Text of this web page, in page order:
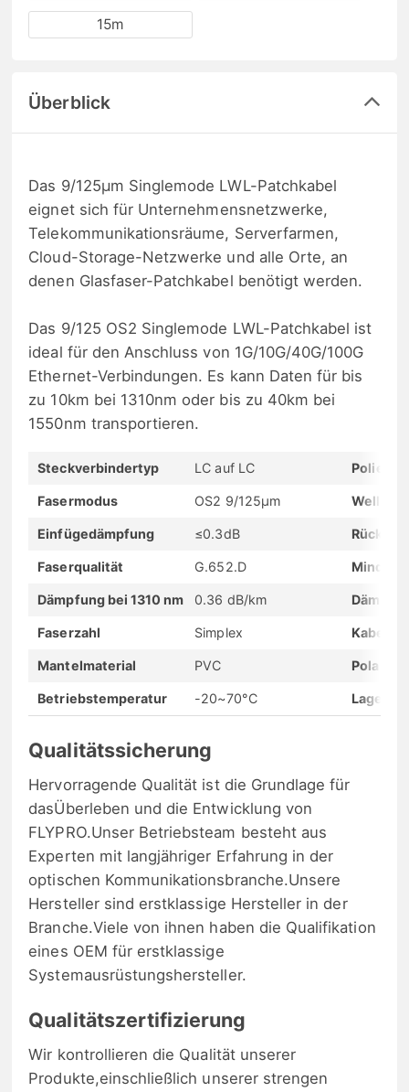
15m
Überblick
Das 9/125μm Singlemode LWL-Patchkabel
eignet sich für Unternehmensnetzwerke,
Telekommunikationsräume, Serverfarmen,
Cloud-Storage-Netzwerke und alle Orte, an
denen Glasfaser-Patchkabel benötigt werden.
Das 9/125 OS2 Singlemode LWL-Patchkabel ist
ideal für den Anschluss von 1G/10G/40G/100G
Ethernet-Verbindungen. Es kann Daten für bis
zu 10km bei 1310nm oder bis zu 40km bei
1550nm transportieren.
Steckverbindertyp LC auf LC
Fasermodus OS2 9/125μm
Einfügedämpfung ≤0.3dB
Faserqualität G.652.D
Dämpfung bei 1310 nm 0.36 dB/km
Faserzahl Simplex
Mantelmaterial PVC Polarität
Betriebstemperatur -20~70°C
Qualitätssicherung
Hervorragende Qualität ist die Grundlage für
dasÜberleben und die Entwicklung von
FLYPRO.Unser Betriebsteam besteht aus
Experten mit langjähriger Erfahrung in der
optischen Kommunikationsbranche.Unsere
Hersteller sind erstklassige Hersteller in der
Branche.Viele von ihnen haben die Qualifikation
eines OEM für erstklassige
Systemausrüstungshersteller.
Qualitätszertifizierung
Wir kontrollieren die Qualität unserer
Produkte,einschließlich unserer strengen